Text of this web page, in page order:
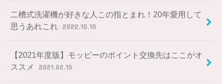
二槽式洗濯機が好きな人この指とまれ！20年愛用して
思うあれこれ 2022.10.10
【2021年度版】モッピーのポイント交換先はここがオ
ススメ
2021.02.15